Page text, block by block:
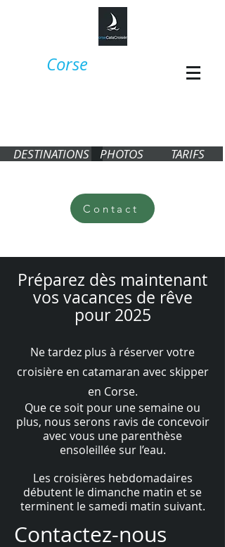
Corse CataCroisière,
DESTINATIONS PHOTOS TARIFS
Contact
Préparez dès maintenant
vos vacances de rêve
pour 2025
Ne tardez plus à réserver votre
croisière en catamaran avec skipper
en Corse.
Que ce soit pour une semaine ou
plus, nous serons ravis de concevoir
avec vous une parenthèse
ensoleillée sur l’eau.
Les croisières hebdomadaires
débutent le dimanche matin et se
terminent le samedi matin suivant.
Contactez-nous